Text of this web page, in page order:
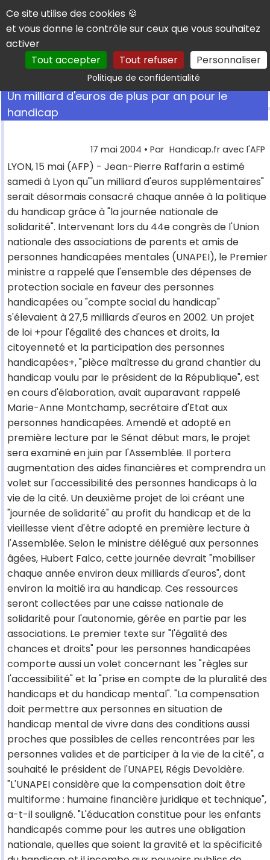
Panneau de gestion des cookies
Ce site utilise des cookies 🍪
et vous donne le contrôle sur ceux que vous souhaitez
activer
Tout accepter
Tout refuser Personnaliser
Politique de confidentialitéRechercher
Un milliard d'euros de plus par an pour le
handicap
17 mai 2004 • Par Handicap.fr avec l'AFP
LYON, 15 mai (AFP) - Jean-Pierre Raffarin a estimé
samedi à Lyon qu"'un milliard d'euros supplémentaires"
serait désormais consacré chaque année à la politique
du handicap grâce à "la journée nationale de
solidarité". Intervenant lors du 44e congrès de l'Union
nationale des associations de parents et amis de
personnes handicapées mentales (UNAPEI), le Premier
ministre a rappelé que l'ensemble des dépenses de
protection sociale en faveur des personnes
handicapées ou "compte social du handicap"
s'élevaient à 27,5 milliards d'euros en 2002. Un projet
de loi +pour l'égalité des chances et droits, la
citoyenneté et la participation des personnes
handicapées+, "pièce maîtresse du grand chantier du
handicap voulu par le président de la République", est
en cours d'élaboration, avait auparavant rappelé
Marie-Anne Montchamp, secrétaire d'Etat aux
personnes handicapées. Amendé et adopté en
première lecture par le Sénat début mars, le projet
sera examiné en juin par l'Assemblée. Il portera
augmentation des aides financières et comprendra un
volet sur l'accessibilité des personnes handicaps à la
vie de la cité. Un deuxième projet de loi créant une
"journée de solidarité" au profit du handicap et de la
vieillesse vient d'être adopté en première lecture à
l'Assemblée. Selon le ministre délégué aux personnes
âgées, Hubert Falco, cette journée devrait "mobiliser
chaque année environ deux milliards d'euros", dont
environ la moitié ira au handicap. Ces ressources
seront collectées par une caisse nationale de
solidarité pour l'autonomie, gérée en partie par les
associations. Le premier texte sur "l'égalité des
chances et droits" pour les personnes handicapées
comporte aussi un volet concernant les "règles sur
l'accessibilité" et la "prise en compte de la pluralité des
handicaps et du handicap mental". "La compensation
doit permettre aux personnes en situation de
handicap mental de vivre dans des conditions aussi
proches que possibles de celles rencontrées par les
personnes valides et de participer à la vie de la cité", a
souhaité le président de l'UNAPEI, Régis Devoldère.
"L'UNAPEI considère que la compensation doit être
multiforme : humaine financière juridique et technique",
a-t-il souligné. "L'éducation constitue pour les enfants
handicapés comme pour les autres une obligation
nationale, quelles que soient la gravité et la spécificité